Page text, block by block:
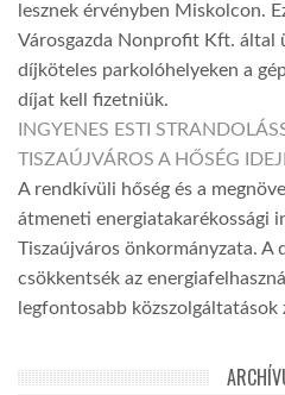
lesznek érvényben Miskolcon.
Városgazda Nonprofit Kft. által
díjköteles parkolóhelyeken a
díjat kell fizetniük.
INGYENES ESTI
TISZAÚJVÁROS A HŐSÉG
A rendkívüli hőség és a
átmeneti energiatakarékossági
Tiszaújváros önkormányzata. A
csökkentsék az
legfontosabb